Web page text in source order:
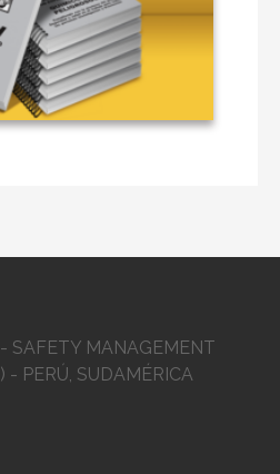
MANAGEMENT
- PERÚ, SUDAMÉRICA